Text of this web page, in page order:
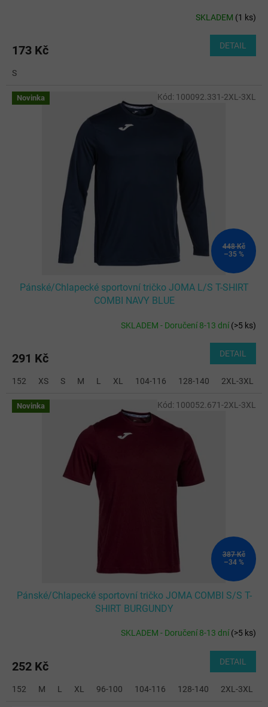
SKLADEM (1 ks)
173 Kč DETAIL
S
Novinka
448 Kč
–35 %
Pánské/Chlapecké sportovní tričko JOMA L/S T-SHIRT
COMBI NAVY BLUE
SKLADEM - Doručení 8-13 dní(>5 ks)
291 Kč DETAIL
152 XS S M L XL 104-116 128-140 2XL-3XL
Kód: 100092.331-2XL-3XL
Novinka
387 Kč
–34 %
Pánské/Chlapecké sportovní tričko JOMA COMBI S/S T-
SHIRT BURGUNDY
SKLADEM - Doručení 8-13 dní(>5 ks)
252 Kč DETAIL
152 M L XL 96-100 104-116 128-140 2XL-3XL
Kód: 100052.671-2XL-3XL